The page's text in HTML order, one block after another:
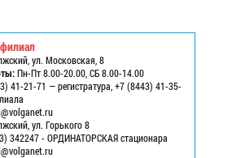
ул. Московская, 8
Пн-Пт 8.00-20.00, СБ 8.00-14.00
41-21-71 — регистратура, +7 (8443) 41-35-
ул. Горького 8
342247 - ОРДИНАТОРСКАЯ стационара